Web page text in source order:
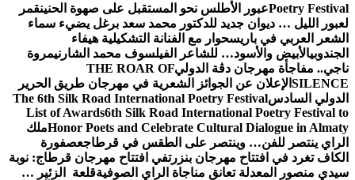
Poetry Festivalعبور الأطلس نحو المستقبل على صهوة الحنينقمر
لعبور الليل … ديوان جديد للدكتور محمد سعد برغل يضيء سماء
الشعر العربي في باريسحوار مع الفنانة التشكيلية هيفاء
الجندوبيالأبيض والأسود… للشاعر الفيلسوف محمد الشارنيمروة
ناجي.. مفاجأة مهرجان دڨة الدوليTHE ROAR OF
SILENCE الإعلان عن الجوائز الشعرية في مهرجان طريق الحرير
الدولي السادسThe 6th Silk Road International Poetry Festival
List of Awards6th Silk Road International Poetry Festival to
Honor Poets and Celebrate Cultural Dialogue in Almatyملك
الراي ينتصر للفن… وينتصر على الطقس في قرطاجعصفورة
الكاف تغرد في افتتاح مهرجان بنزرتفي افتتاح مهرجان قرطاج: نوبة
سيدي منصور المعدلة تعانق مناجاة الراي الصوفيةقلعة الزئير …